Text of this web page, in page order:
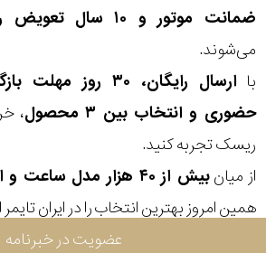
ضمانت موتور و ۱۰ سال تعویض رایگان باتری
می‌شوند.
با
ارسال رایگان، ۳۰
حضوری و انتخاب بین ۳ محصول
،
ریسک تجربه کنید.
از میانبیش از ۴۰ هزار مدل ساعت و اکسسوری اورجینال
همین امروز بهترین انتخاب را در ایران
رفته
در
ساعت
جنس
بکاررفته
اصالت
عضویت در خبرنامه